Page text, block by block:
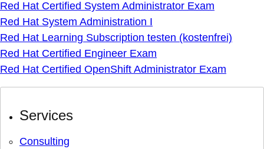
Red Hat Certified System Administrator Exam
Red Hat System Administration I
Red Hat Learning Subscription testen (kostenfrei)
Red Hat Certified Engineer Exam
Red Hat Certified OpenShift Administrator Exam
Services
Consulting